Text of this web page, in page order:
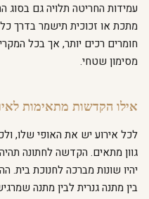
עמידות החריטה תלויה גם בסוג
מתכת או זכוכית תישמר בדרך
חומרים רכים יותר, אך בכל
מסימון שטחי.
אילו הקדשות מתאימות
לכל אירוע יש את האופי שלו,
גוון מתאים. הקדשה לחתונה
יהיו שונות מברכה לחנוכת
בין מתנה גנרית לבין מתנה